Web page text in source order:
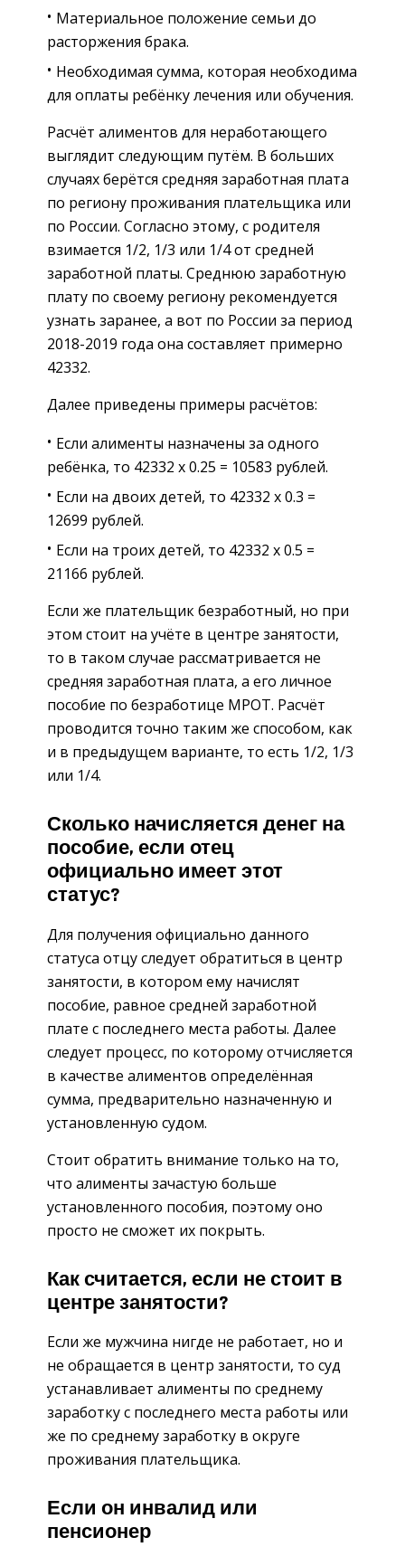
Материальное положение семьи до
расторжения брака.
Необходимая сумма, которая необходима
для оплаты ребёнку лечения или обучения.
Расчёт алиментов для неработающего
выглядит следующим путём. В больших
случаях берётся средняя заработная плата
по региону проживания плательщика или
по России. Согласно этому, с родителя
взимается 1/2, 1/3 или 1/4 от средней
заработной платы. Среднюю заработную
плату по своему региону рекомендуется
узнать заранее, а вот по России за период
2018-2019 года она составляет примерно
42332.
Далее приведены примеры расчётов:
Если алименты назначены за одного
ребёнка, то 42332 х 0.25 = 10583 рублей.
Если на двоих детей, то 42332 х 0.3 =
12699 рублей.
Если на троих детей, то 42332 х 0.5 =
21166 рублей.
Если же плательщик безработный, но при
этом стоит на учёте в центре занятости,
то в таком случае рассматривается не
средняя заработная плата, а его личное
пособие по безработице МРОТ. Расчёт
проводится точно таким же способом, как
и в предыдущем варианте, то есть 1/2, 1/3
или 1/4.
Сколько начисляется денег на
пособие, если отец
официально имеет этот
статус?
Для получения официально данного
статуса отцу следует обратиться в центр
занятости, в котором ему начислят
пособие, равное средней заработной
плате с последнего места работы. Далее
следует процесс, по которому отчисляется
в качестве алиментов определённая
сумма, предварительно назначенную и
установленную судом.
Стоит обратить внимание только на то,
что алименты зачастую больше
установленного пособия, поэтому оно
просто не сможет их покрыть.
Как считается, если не стоит в
центре занятости?
Если же мужчина нигде не работает, но и
не обращается в центр занятости, то суд
устанавливает алименты по среднему
заработку с последнего места работы или
же по среднему заработку в округе
проживания плательщика.
Если он инвалид или
пенсионер